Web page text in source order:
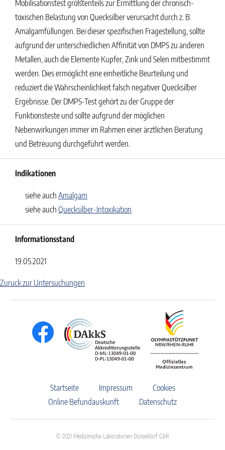
Mobilisationstest größtenteils zur Ermittlung der chronisch-
toxischen Belastung von Quecksilber verursacht durch z. B.
Amalgamfüllungen. Bei dieser spezifischen Fragestellung, sollte
aufgrund der unterschiedlichen Affinität von DMPS zu anderen
Metallen, auch die Elemente Kupfer, Zink und Selen mitbestimmt
werden. Dies ermöglicht eine einheitliche Beurteilung und
reduziert die Wahrscheinlichkeit falsch negativer Quecksilber
Ergebnisse. Der DMPS-Test gehört zu der Gruppe der
Funktionsteste und sollte aufgrund der möglichen
Nebenwirkungen immer im Rahmen einer ärztlichen Beratung
und Betreuung durchgeführt werden.
Indikationen
siehe auch Amalgam
siehe auch Quecksilber-Intoxikation
Informationsstand
19.05.2021
Zuruck zur Untersuchungen
Startseite Impressum
Cookies
Online Befundauskunft
Datenschutz
© 2021 Medizinische Laboratorien Düsseldorf GbR